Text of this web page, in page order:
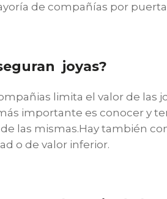
de compañías por
joyas?
limita el valor de las
importante es conocer y
las mismas.Hay también
o de valor inferior.